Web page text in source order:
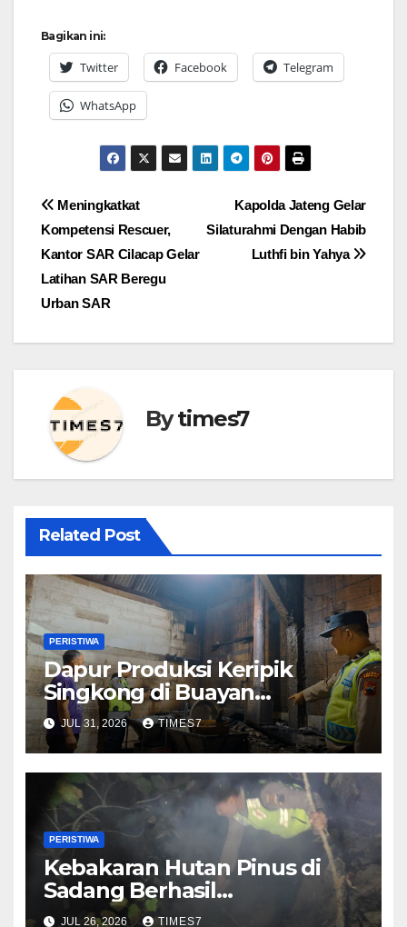
Bagikan ini:
Twitter Facebook Telegram
WhatsApp
Navigasi
pos
Kapolda Jateng Gelar
Silaturahmi Dengan Habib
Luthfi bin Yahya
Meningkatkat
Kompetensi Rescuer,
Kantor SAR Cilacap Gelar
Latihan SAR Beregu
Urban SAR
Bytimes7
Related Post
PERISTIWA
Dapur Produksi Keripik
Singkong di Buayan
Kebakaran, Diduga Dipicu
Bara Api Sisa Tungku
JUL 31, 2026 TIMES7
PERISTIWA
Kebakaran Hutan Pinus di
Sadang Berhasil
Dipadamkan, Penyebab
JUL 26, 2026 TIMES7